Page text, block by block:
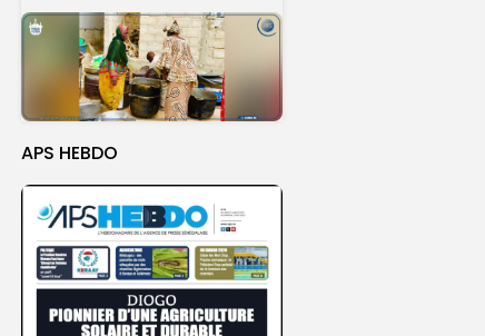
APS HEBDO